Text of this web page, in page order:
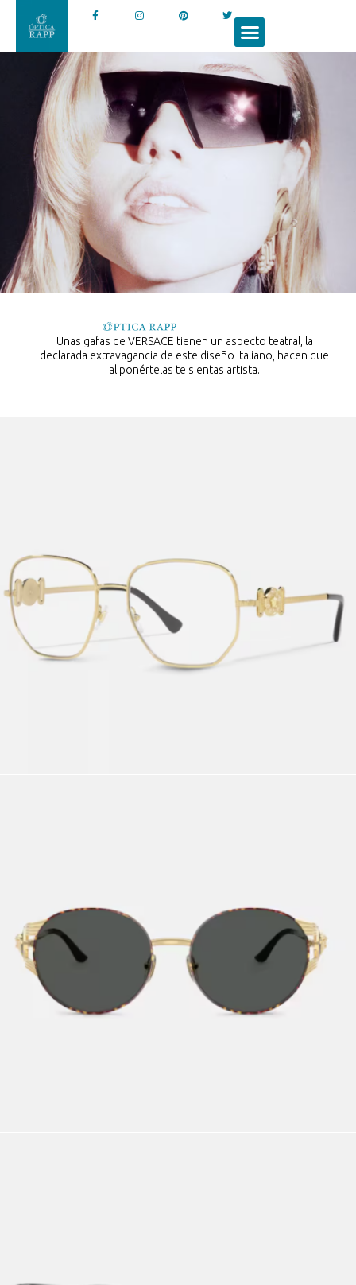
Unas gafas de VERSACE tienen un aspecto teatral, la
declarada extravagancia de este diseño italiano, hacen que
al ponértelas te sientas artista.